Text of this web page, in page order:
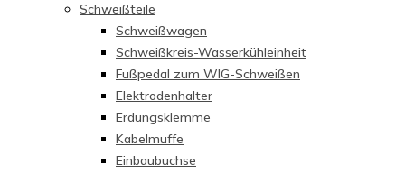
Schweißteile
Schweißwagen
Schweißkreis-Wasserkühleinheit
Fußpedal zum WIG-Schweißen
Elektrodenhalter
Erdungsklemme
Kabelmuffe
Einbaubuchse